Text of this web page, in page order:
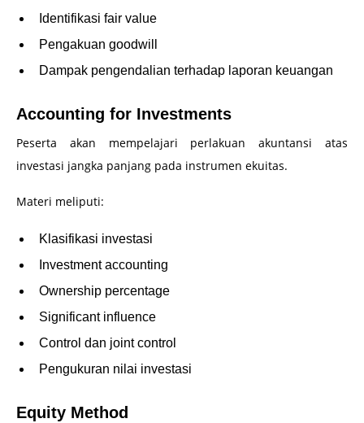
Identifikasi fair value
Pengakuan goodwill
Dampak pengendalian terhadap laporan keuangan
Accounting for Investments
Peserta akan mempelajari perlakuan akuntansi atas
investasi jangka panjang pada instrumen ekuitas.
Materi meliputi:
Klasifikasi investasi
Investment accounting
Ownership percentage
Significant influence
Control dan joint control
Pengukuran nilai investasi
Equity Method